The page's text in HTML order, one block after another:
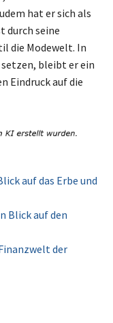
hat er sich als
durch seine
die Modewelt. In
bleibt er ein
Eindruck auf die
auf das Erbe und
Blick auf den
der